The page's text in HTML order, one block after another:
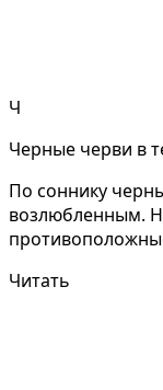
Ч
Черные черви в
По соннику
возлюбленным.
Читать